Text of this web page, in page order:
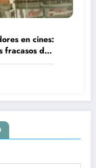
en cines:
fracasos de